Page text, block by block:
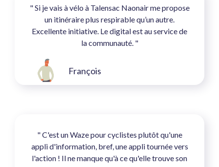
" Si je vais à vélo à Talensac Naonair me propose
un itinéraire plus respirable qu’un autre.
Excellente initiative. Le digital est au service de
la communauté. "
François
" C'est un Waze pour cyclistes plutôt qu'une
appli d'information, bref, une appli tournée vers
l'action ! Il ne manque qu'à ce qu'elle trouve son